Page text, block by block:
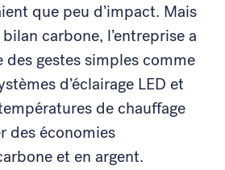
que peu d’impact. Mais
carbone, l’entreprise a
des gestes simples comme
d’éclairage LED et
de chauffage
des économies
et en argent.